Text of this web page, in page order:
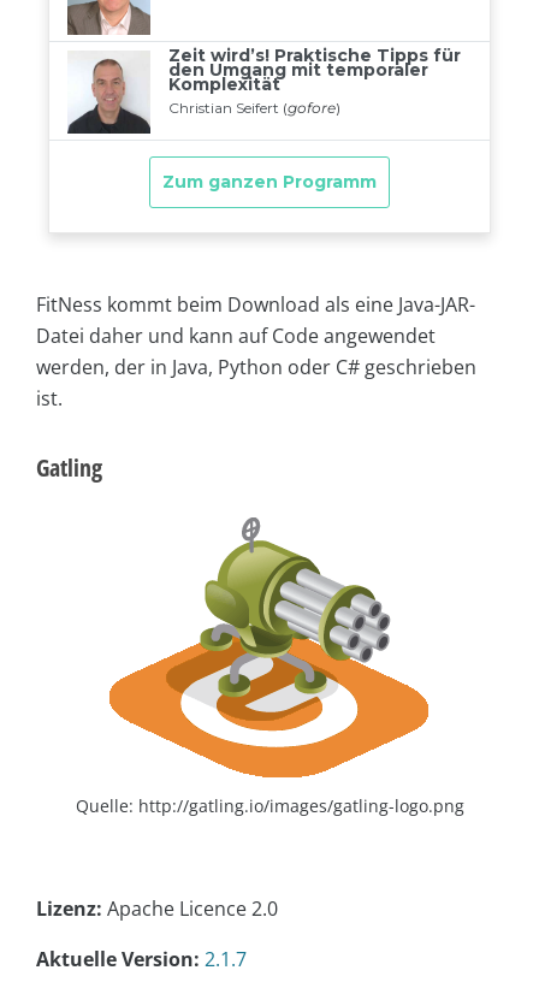
FitNess kommt beim Download als eine Java-JAR-
Datei daher und kann auf Code angewendet
werden, der in Java, Python oder C# geschrieben
ist.
Gatling
Quelle: http://gatling.io/images/gatling-logo.png
Lizenz: Apache Licence 2.0
Aktuelle Version: 2.1.7